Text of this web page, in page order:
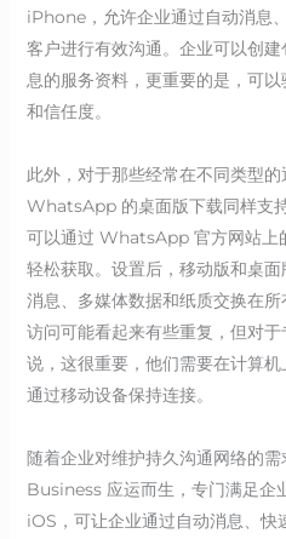
iPhone，允许企业通过自动消息
客户进行有效沟通。企业可以创
息的服务资料，更重要的是，可
和信任度。
此外，对于那些经常在不同类型
WhatsApp 的桌面版下载同样支
可以通过 WhatsApp 官方网站
轻松获取。设置后，移动版和桌
消息、多媒体数据和纸质交换在
访问可能看起来有些重复，但对
说，这很重要，他们需要在计算
通过移动设备保持连接。
随着企业对维护持久沟通网络的
Business 应运而生，专门满足企
iOS，可让企业通过自动消息、快